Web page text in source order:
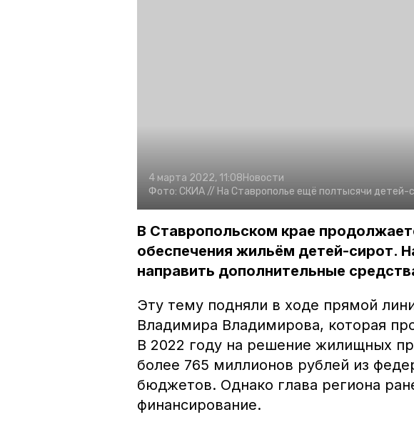
4 марта 2022, 11:08Новости
Фото: СКИА // На Ставрополье ещё полтысячи детей-
В Ставропольском крае
обеспечения жильём детей-сирот.
направить дополнительные
Эту тему подняли в ходе прямой
Владимира Владимирова, которая
В 2022 году на решение жилищных
более 765 миллионов рублей из
бюджетов. Однако глава региона
финансирование.